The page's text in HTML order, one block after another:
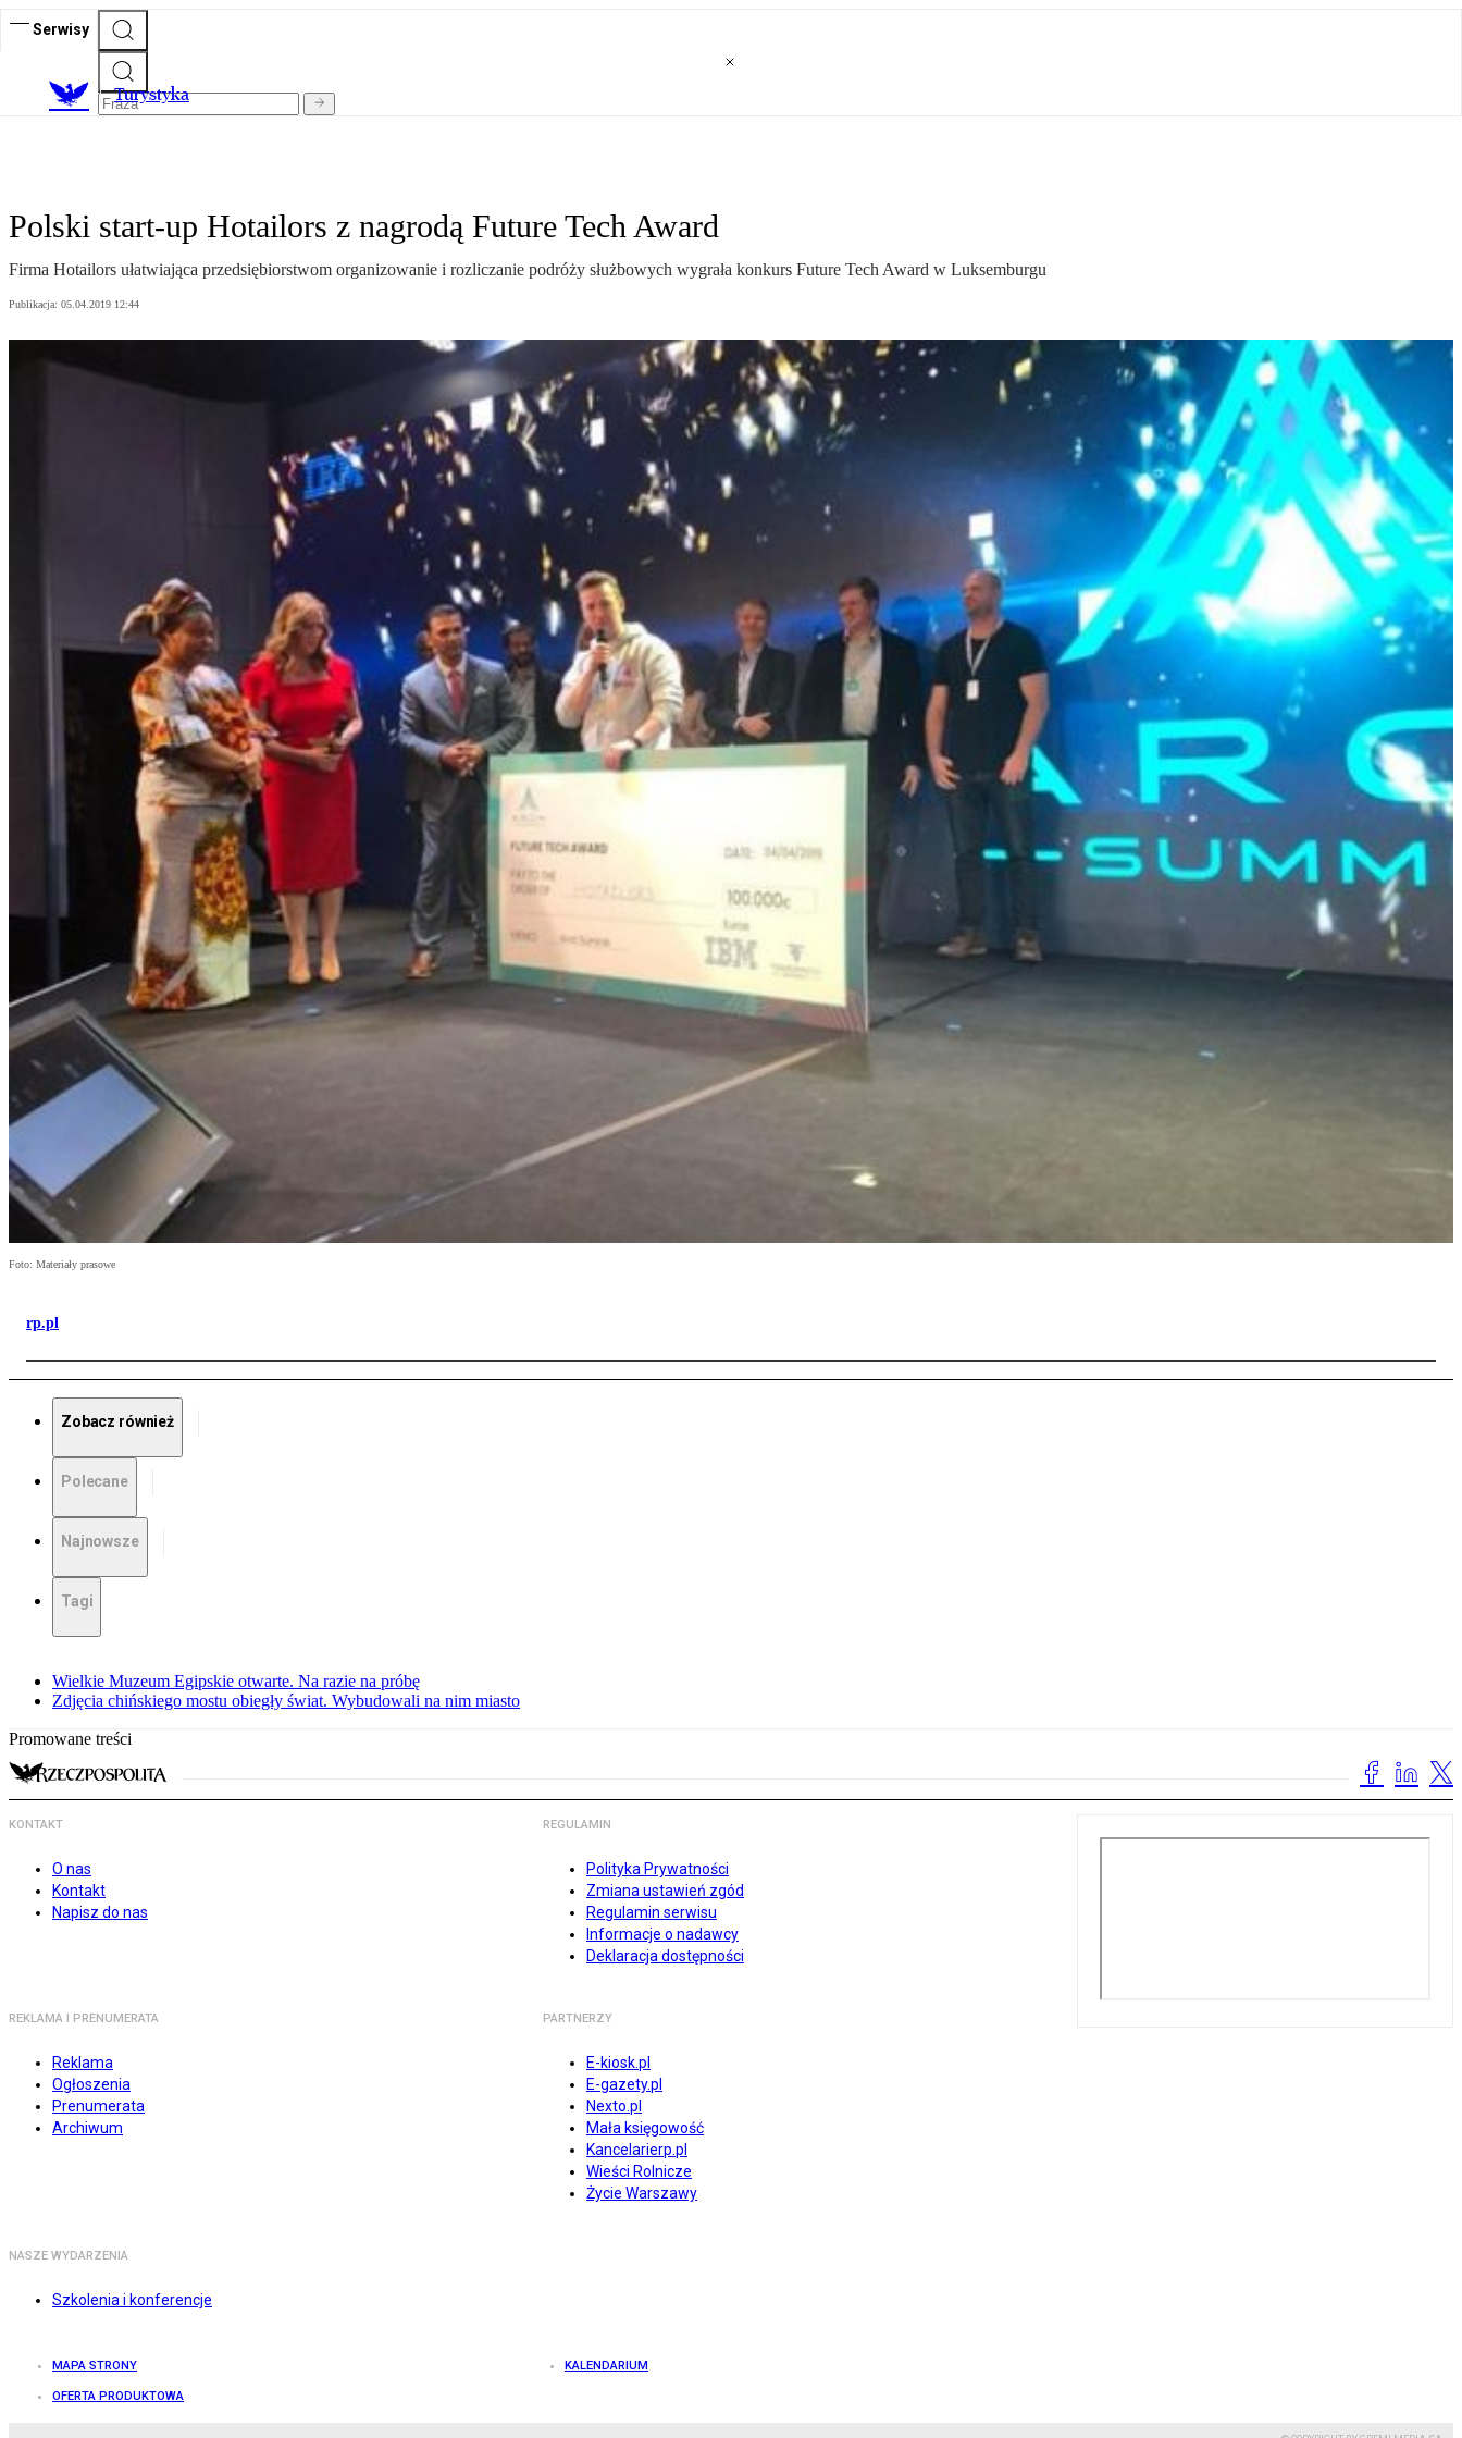
Serwisy
Turystyka
Polski start-up Hotailors z nagrodą Future Tech Award
Firma Hotailors ułatwiająca przedsiębiorstwom organizowanie i rozliczanie podróży służbowych wygrała konkurs Future Tech Award w Luksemburgu
Publikacja: 05.04.2019 12:44
Foto: Materiały prasowe
rp.pl
Zobacz również
Polecane
Najnowsze
Tagi
Wielkie Muzeum Egipskie otwarte. Na razie na próbę
Zdjęcia chińskiego mostu obiegły świat. Wybudowali na nim miasto
Promowane treści
KONTAKT
O nas
Kontakt
Napisz do nas
REGULAMIN
Polityka Prywatności
Zmiana ustawień zgód
Regulamin serwisu
Informacje o nadawcy
Deklaracja dostępności
REKLAMA I PRENUMERATA
Reklama
Ogłoszenia
Prenumerata
Archiwum
PARTNERZY
E-kiosk.pl
E-gazety.pl
Nexto.pl
Mała księgowość
Kancelarierp.pl
Wieści Rolnicze
Życie Warszawy
NASZE WYDARZENIA
Szkolenia i konferencje
MAPA STRONY KALENDARIUM
OFERTA PRODUKTOWA